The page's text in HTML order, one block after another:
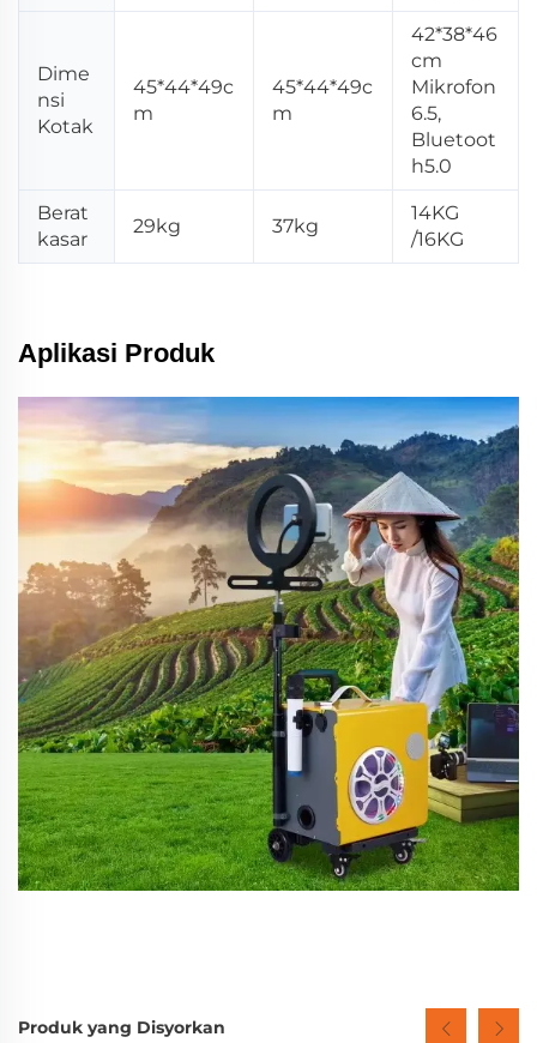
Dime
nsi
Kotak
45*44*49c
m
45*44*49c
m
42*38*46
cm
Mikrofon
6.5,
Bluetoot
h5.0
Berat
kasar
29kg 37kg
14KG
/16KG
Aplikasi Produk
Produk yang Disyorkan